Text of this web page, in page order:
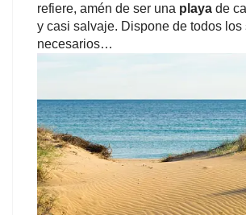
refiere, amén de ser una playa de
y casi salvaje. Dispone de todos los
necesarios…